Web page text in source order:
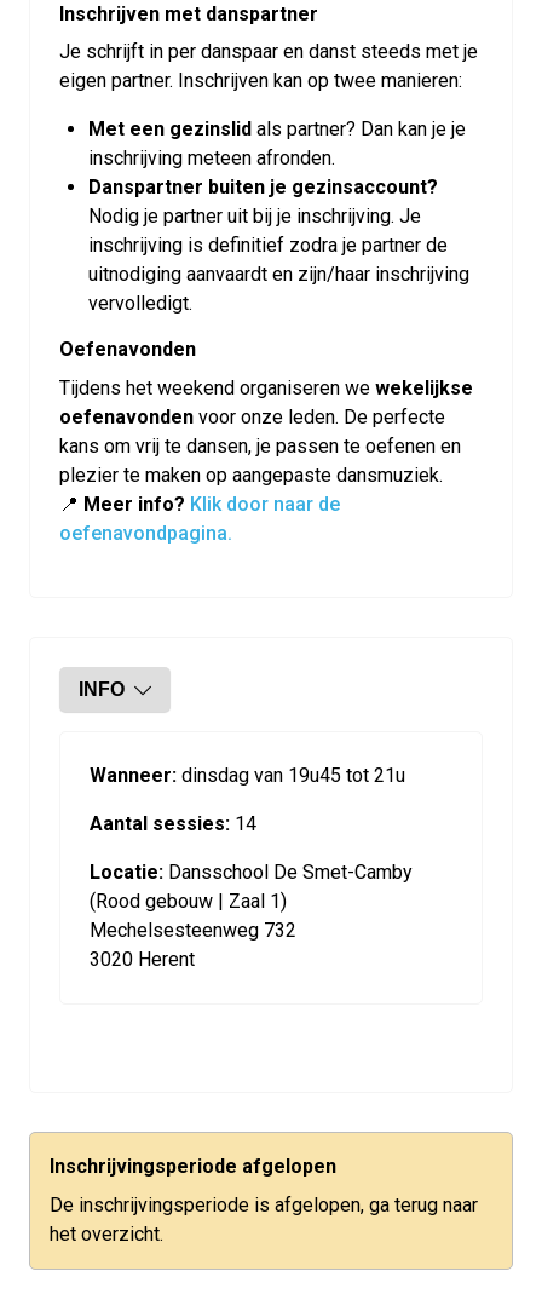
Inschrijven met danspartner
Je schrijft in per danspaar en danst steeds met je
eigen partner. Inschrijven kan op twee manieren:
Met een gezinslid als partner? Dan kan je je
inschrijving meteen afronden.
Danspartner buiten je gezinsaccount?
Nodig je partner uit bij je inschrijving. Je
inschrijving is definitief zodra je partner de
uitnodiging aanvaardt en zijn/haar inschrijving
vervolledigt.
Oefenavonden
Tijdens het weekend organiseren we wekelijkse
oefenavonden voor onze leden. De perfecte
kans om vrij te dansen, je passen te oefenen en
plezier te maken op aangepaste dansmuziek.
📍 Meer info? Klik door naar de
oefenavondpagina.
INFO
Wanneer: dinsdag van 19u45 tot 21u
Aantal sessies: 14
Locatie: Dansschool De Smet-Camby
(Rood gebouw | Zaal 1)
Mechelsesteenweg 732
3020 Herent
Inschrijvingsperiode afgelopen
De inschrijvingsperiode is afgelopen, ga terug naar
het overzicht.